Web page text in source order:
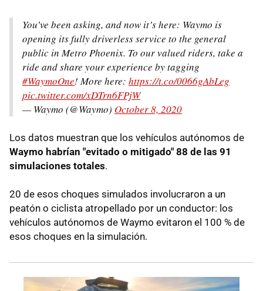
You’ve been asking, and now it’s here: Waymo is
opening its fully driverless service to the general
public in Metro Phoenix. To our valued riders, take a
ride and share your experience by tagging
#WaymoOne! More here: https://t.co/0066gAbLeg
pic.twitter.com/xDTrn6FPjW
— Waymo (@Waymo) October 8, 2020
Los datos muestran que los vehículos autónomos de
Waymo habrían "evitado o mitigado" 88 de las 91
simulaciones totales.
20 de esos choques simulados involucraron a un
peatón o ciclista atropellado por un conductor: los
vehículos autónomos de Waymo evitaron el 100 % de
esos choques en la simulación.